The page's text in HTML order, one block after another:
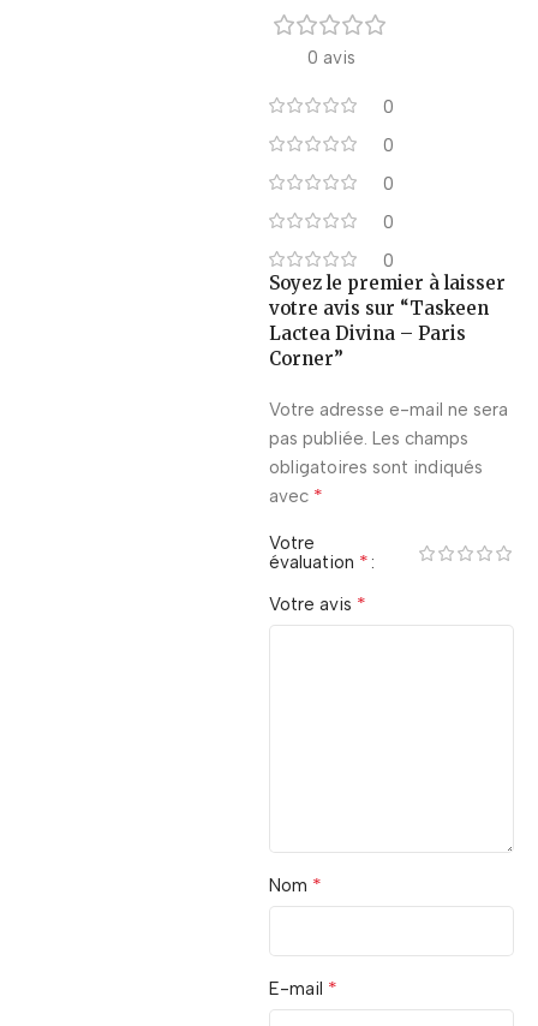
0 avis
0
0
0
0
0
Soyez le premier à laisser
votre avis sur “Taskeen
Lactea Divina – Paris
Corner”
Votre adresse e-mail ne sera
pas publiée. Les champs
obligatoires sont indiqués
avec *
Votre
évaluation *
Votre avis *
Nom *
E-mail *